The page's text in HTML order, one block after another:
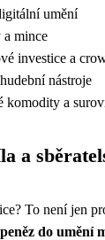
umění
a mince
investice a
nástroje
komodity a
a
To není jen
do umění